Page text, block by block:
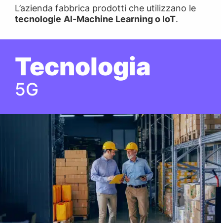
L’azienda fabbrica prodotti che utilizzano le
tecnologie Al-Machine Learning o loT.
Tecnologia
5G